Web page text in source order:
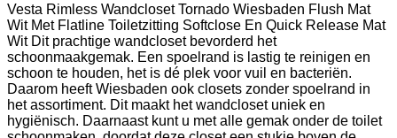
Vesta Rimless Wandcloset Tornado Wiesbaden Flush Mat
Wit Met Flatline Toiletzitting Softclose En Quick Release Mat
Wit Dit prachtige wandcloset bevorderd het
schoonmaakgemak. Een spoelrand is lastig te reinigen en
schoon te houden, het is dé plek voor vuil en bacteriën.
Daarom heeft Wiesbaden ook closets zonder spoelrand in
het assortiment. Dit maakt het wandcloset uniek en
hygiënisch. Daarnaast kunt u met alle gemak onder de toilet